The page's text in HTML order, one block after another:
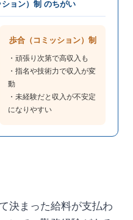
ョン）制 のちがい
歩合（コミッション）制
・頑張り次第で高収入も
・指名や技術力で収入が変
動
・未経験だと収入が不安定
になりやすい
決まった給料が支払わ